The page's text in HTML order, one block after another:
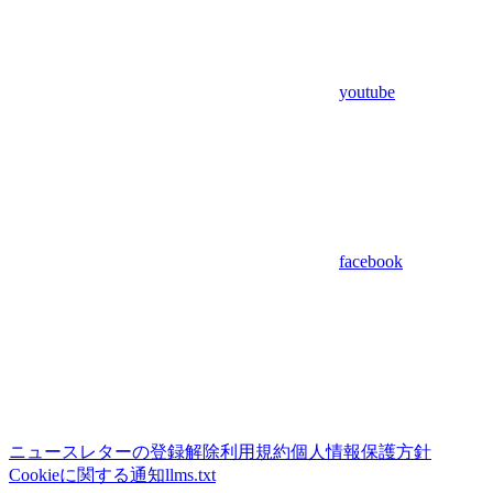
youtube
facebook
ニュースレターの登録解除利用規約個人情報保護方針
Cookieに関する通知llms.txt